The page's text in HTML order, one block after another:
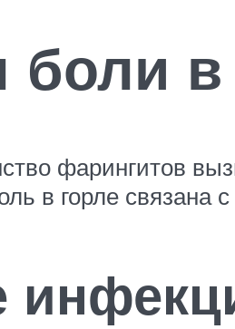
в
фарингитов
в горле связана